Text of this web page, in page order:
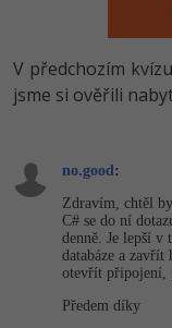
HTML5,
SQL a
UML a
React
Spring
PHP
HTML /
UML a
MySQL/
Vývojář
Tester
-80%
C++
Swift -80%
Kotlin -
-80%
V předchozím
jsme si ověřili
no.good:
Zdravím, chtěl
C# se do ní
denně. Je lepší v
databáze a zavřít
otevřít připojení,
Předem díky